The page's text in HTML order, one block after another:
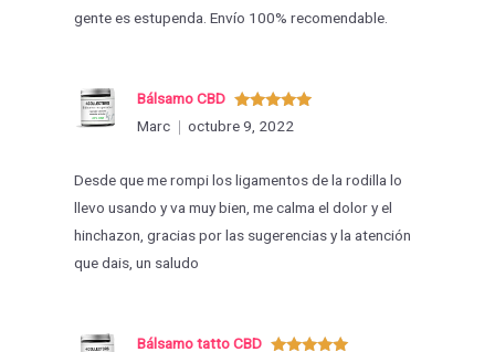
gente es estupenda. Envío 100% recomendable.
Valorado
con5de 5
Bálsamo CBD
Marc
octubre 9, 2022
Desde que me rompi los ligamentos de la rodilla lo
llevo usando y va muy bien, me calma el dolor y el
hinchazon, gracias por las sugerencias y la atención
que dais, un saludo
Bálsamo tatto CBD